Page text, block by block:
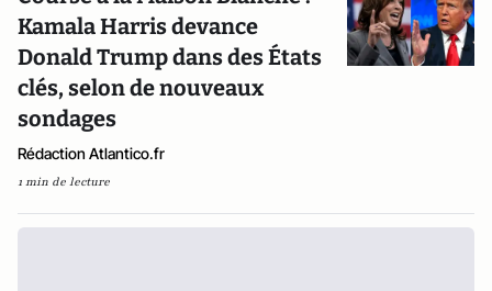
Kamala Harris devance
Donald Trump dans des États
clés, selon de nouveaux
sondages
Rédaction Atlantico.fr
1 min de lecture